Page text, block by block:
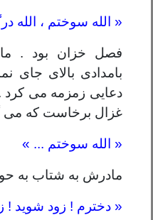
« الله سوختم ، الله
فصل خزان بود .
بامدادی بالای جای
دعایی زمزمه می کرد
غزال برخاست که
« الله سوختم ... »
مادرش به شتاب به
« دخترم ! زود شوید !